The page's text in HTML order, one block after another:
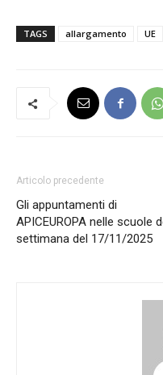
TAGS allargamento UE
Articolo precedente
Gli appuntamenti di
APICEUROPA nelle scuole
settimana del 17/11/2025